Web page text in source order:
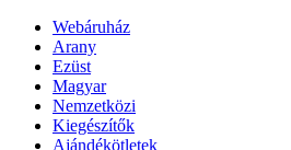
Webáruház
Arany
Ezüst
Magyar
Nemzetközi
Kiegészítők
Ajándékötletek